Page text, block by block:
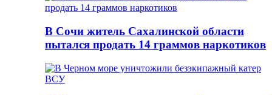
В Сочи житель Сахалинской области
пытался продать 14 граммов наркотиков